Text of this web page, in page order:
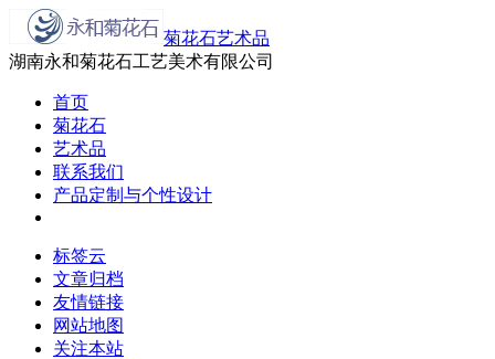
菊花石艺术品
湖南永和菊花石工艺美术有限公司
首页
菊花石
艺术品
联系我们
产品定制与个性设计
标签云
文章归档
友情链接
网站地图
关注本站